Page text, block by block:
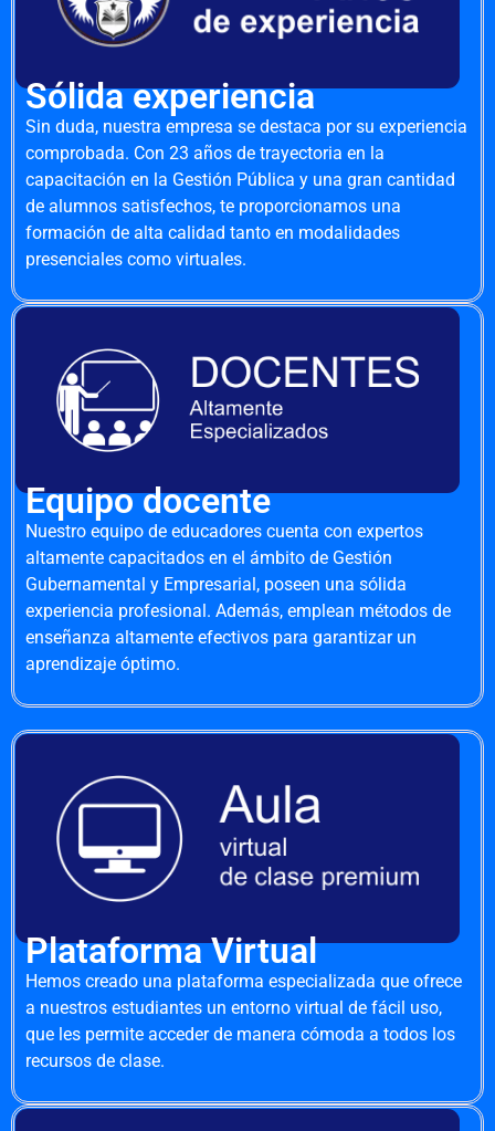
Sólida experiencia
Sin duda, nuestra empresa se destaca por su experiencia
comprobada. Con 23 años de trayectoria en la
capacitación en la Gestión Pública y una gran cantidad
de alumnos satisfechos, te proporcionamos una
formación de alta calidad tanto en modalidades
presenciales como virtuales.
Equipo docente
Nuestro equipo de educadores cuenta con expertos
altamente capacitados en el ámbito de Gestión
Gubernamental y Empresarial, poseen una sólida
experiencia profesional. Además, emplean métodos de
enseñanza altamente efectivos para garantizar un
aprendizaje óptimo.
Plataforma Virtual
Hemos creado una plataforma especializada que ofrece
a nuestros estudiantes un entorno virtual de fácil uso,
que les permite acceder de manera cómoda a todos los
recursos de clase.